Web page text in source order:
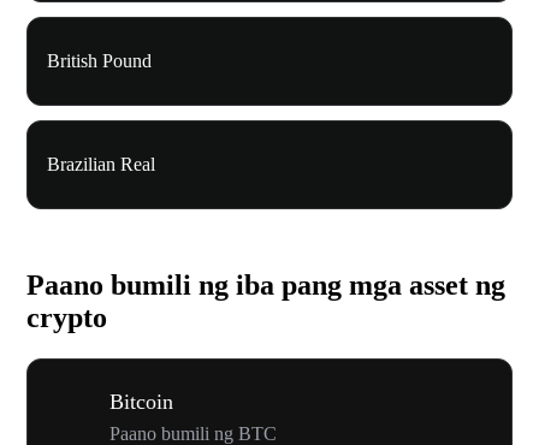
British Pound
Brazilian Real
Paano bumili ng iba pang mga asset ng
crypto
Bitcoin
Paano bumili ng BTC